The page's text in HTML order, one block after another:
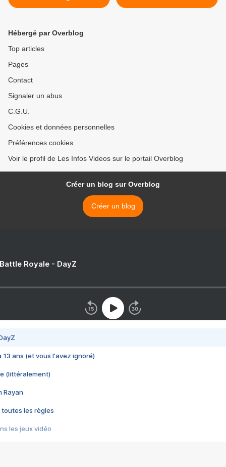
tuyaux
Hébergé par Overblog
Top articles
Pages
Contact
Signaler un abus
C.G.U.
Cookies et données personnelles
Préférences cookies
Voir le profil de Les Infos Videos sur le portail Overblog
Créer un blog sur Overblog
Créer un blog
Royale - DayZ
13 ans (et vous l'avez ignoré)
(littéralement)
Rayan
toutes les règles
les jeux vidéo